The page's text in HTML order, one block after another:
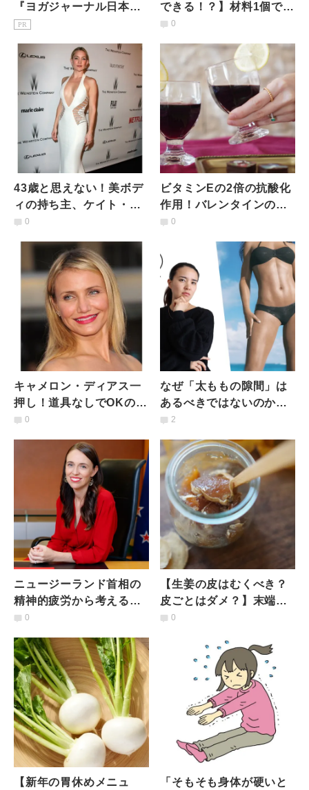
『ヨガジャーナル日本
版』予約購読のご案内
PR
できる！？】材料1個で医
者いらず！超かんたんス
0
43歳と思えない！美ボデ
ィの持ち主、ケイト・ハ
ドソンが実践「美尻美脚
0
ビタミンEの2倍の抗酸化
作用！バレンタインの乾
杯にぴったり【赤ワイン
0
キャメロン・ディアス一
押し！道具なしでOKの
「15分間裸で全身ダン
0
なぜ「太ももの隙間」は
あるべきではないのか｜
理想のカラダを追いかけ
ととは
2
ニュージーランド首相の
精神的疲労から考える、
これからの時代に必要な
力」
0
【生姜の皮はむくべき？
皮ごとはダメ？】末端冷
え性を改善するマル秘レ
0
【新年の胃休めメニュ
「そもそも身体が硬いと